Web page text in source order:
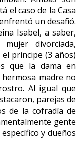
el caso de la Casa
un desafió.
Isabel, a saber,
divorciada,
príncipe (3 años)
que la dama en
madre no
Al igual que
parejas de
de la cofradía de
gente
y dueños